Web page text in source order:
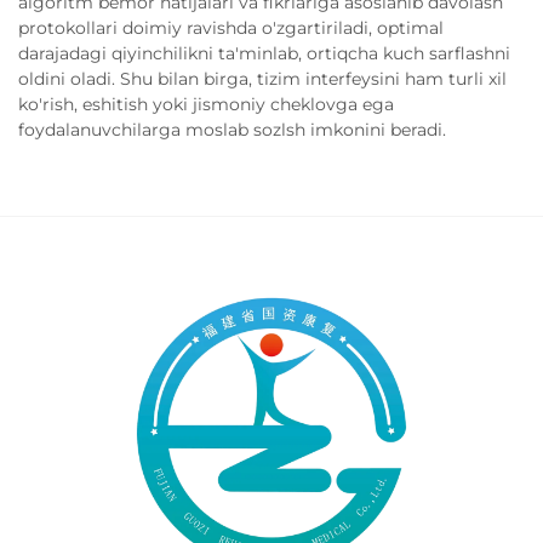
protokollari doimiy ravishda o'zgartiriladi, optimal
darajadagi qiyinchilikni ta'minlab, ortiqcha kuch sarflashni
oldini oladi. Shu bilan birga, tizim interfeysini ham turli xil
ko'rish, eshitish yoki jismoniy cheklovga ega
foydalanuvchilarga moslab sozlsh imkonini beradi.